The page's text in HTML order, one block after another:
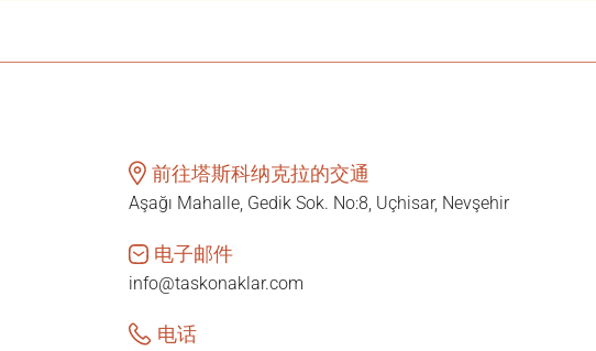
前往塔斯科纳克拉的交通
Aşağı Mahalle, Gedik Sok. No:8, Uçhisar, Nevşehir
电子邮件
info@taskonaklar.com
电话